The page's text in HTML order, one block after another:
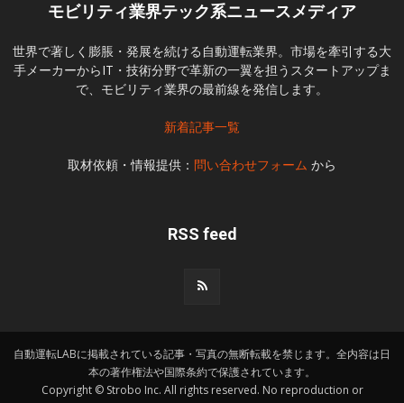
モビリティ業界テック系ニュースメディア
世界で著しく膨脹・発展を続ける自動運転業界。市場を牽引する大
手メーカーからIT・技術分野で革新の一翼を担うスタートアップま
で、モビリティ業界の最前線を発信します。
新着記事一覧
取材依頼・情報提供： 問い合わせフォーム から
RSS feed
自動運転LABに掲載されている記事・写真の無断転載を禁じます。全内容は日
本の著作権法や国際条約で保護されています。
Copyright © Strobo Inc. All rights reserved. No reproduction or